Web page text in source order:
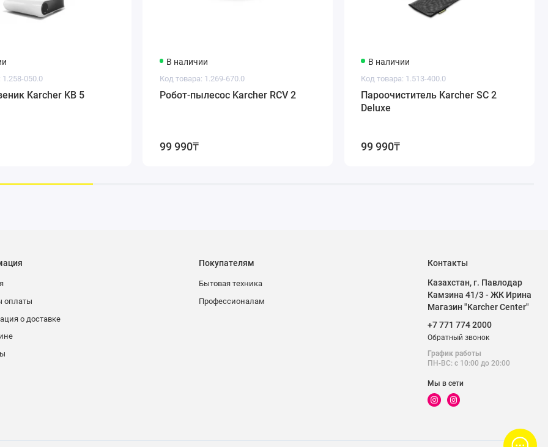
1.258-050.0
Karcher KB 5
В наличии
Код товара: 1.269-670.0
Робот-пылесос Karcher RCV 2
99 990₸
В наличии
Код товара: 1.513-400.0
Пароочиститель Karcher SC 2
Deluxe
99 990₸
оплаты
о доставке
Покупателям
Бытовая техника
Профессионалам
Контакты
Казахстан, г. Павлодар
Камзина 41/3 - ЖК Ирина
Магазин "Karcher Center"
+7 771 774 2000
Обратный звонок
График работы
ПН-ВС: с 10:00 до 20:00
Мы в сети